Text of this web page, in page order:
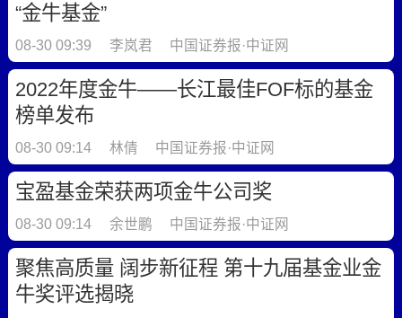
“金牛基金”
08-30 09:39 李岚君 中国证券报·中证网
2022年度金牛——长江最佳FOF标的基金
榜单发布
08-30 09:14 林倩 中国证券报·中证网
宝盈基金荣获两项金牛公司奖
08-30 09:14 余世鹏 中国证券报·中证网
聚焦高质量 阔步新征程 第十九届基金业金
牛奖评选揭晓